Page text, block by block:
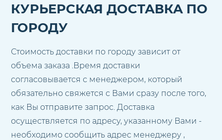
КУРЬЕРСКАЯ ДОСТАВКА ПО
ГОРОДУ
Стоимость доставки по городу зависит от
объема заказа .Время доставки
согласовывается с менеджером, который
обязательно свяжется с Вами сразу после того,
как Вы отправите запрос. Доставка
осуществляется по адресу, указанному Вами -
необходимо сообщить адрес менеджеру ,